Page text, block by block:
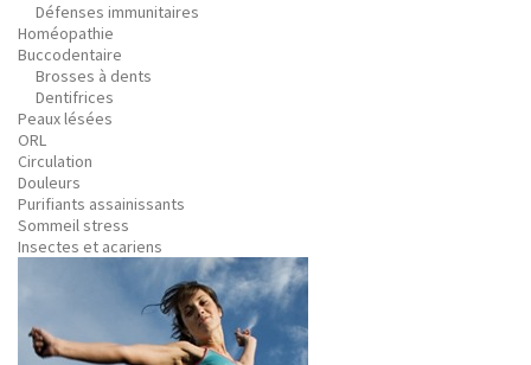
Défenses immunitaires
Homéopathie
Buccodentaire
Brosses à dents
Dentifrices
Peaux lésées
ORL
Circulation
Douleurs
Purifiants assainissants
Sommeil stress
Insectes et acariens